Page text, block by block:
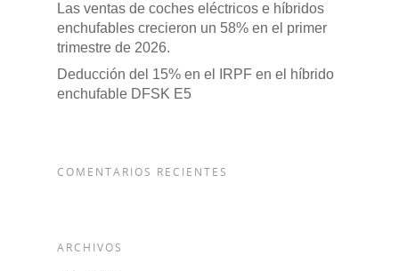
Las ventas de coches eléctricos e híbridos
enchufables crecieron un 58% en el primer
trimestre de 2026.
Deducción del 15% en el IRPF en el híbrido
enchufable DFSK E5
COMENTARIOS RECIENTES
ARCHIVOS